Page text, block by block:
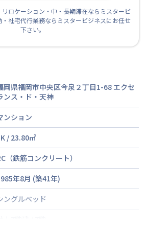
ロケーション・中・長期滞在ならミスタービ
社宅代行業務ならミスタービジネスにお任せ
下さい。
岡県福岡市中央区今泉２丁目1-68 エクセ
ンス・ド・天神
ンション
/ 23.80㎡
（鉄筋コンクリート）
年8月 (築41年)
ングルベッド